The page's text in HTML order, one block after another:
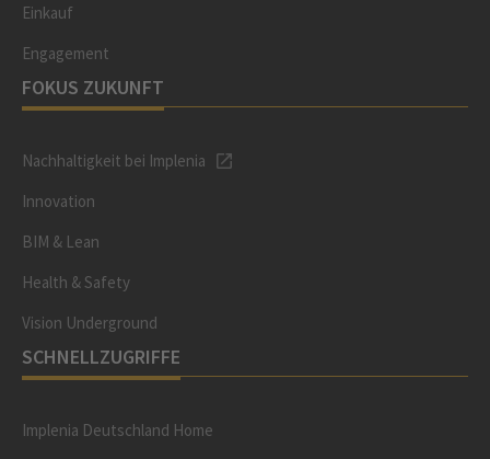
Einkauf
Engagement
FOKUS ZUKUNFT
Nachhaltigkeit bei Implenia
Innovation
BIM & Lean
Health & Safety
Vision Underground
SCHNELLZUGRIFFE
Implenia Deutschland Home